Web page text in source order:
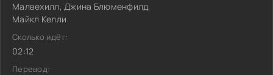
Малвехилл, Джина Блюменфилд,
Майкл Келли
Сколько идёт:
02:12
Перевод: